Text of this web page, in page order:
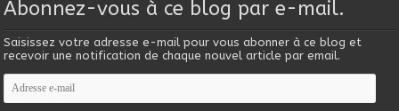
Abonnez-vous à ce blog par e-mail.
Saisissez votre adresse e-mail pour vous abonner à ce blog et
recevoir une notification de chaque nouvel article par email.
Adresse
e-
mail